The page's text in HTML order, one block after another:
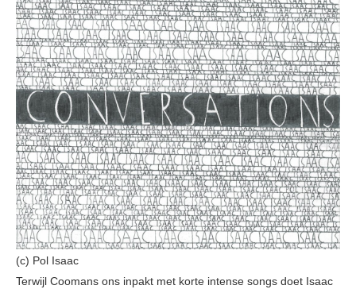
(c) Pol Isaac
Terwijl Coomans ons inpakt met korte intense songs doet Isaac